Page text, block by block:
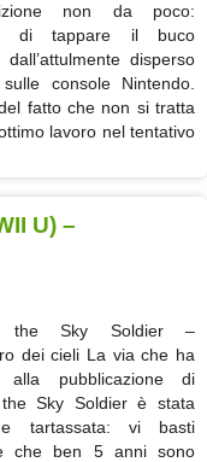
non da poco:
di tappare il buco
dall’attulmente disperso
console Nintendo.
fatto che non si tratta
lavoro nel tentativo
U) –
the Sky Soldier –
dei cieli La via che ha
alla pubblicazione di
Sky Soldier è stata
tartassata: vi basti
che ben 5 anni sono